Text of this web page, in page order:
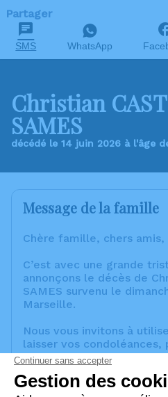
Partager
SMS WhatsApp
Christian
SAMES
décédé le 14 juin 2026 à l'âge
Message de la famille
Chère famille, chers amis,
C’est avec une grande
annonçons le décès de
SAMES survenu le
Marseille.
Nous vous invitons à
laisser vos
souvenirs, une anecdote
pensées à travers des
Cet endroit est un lieu